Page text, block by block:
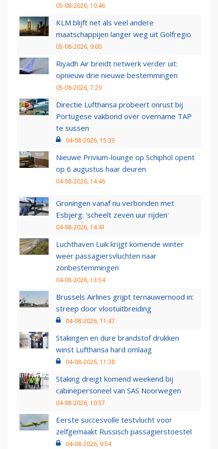
05-08-2026, 10:46
KLM blijft net als veel andere
maatschappijen langer weg uit Golfregio
05-08-2026, 9:00
Riyadh Air breidt netwerk verder uit:
opnieuw drie nieuwe bestemmingen
05-08-2026, 7:29
Directie Lufthansa probeert onrust bij
Portugese vakbond over overname TAP
te sussen
04-08-2026, 15:33
Nieuwe Privium-lounge op Schiphol opent
op 6 augustus haar deuren
04-08-2026, 14:46
Groningen vanaf nu verbonden met
Esbjerg: 'scheelt zeven uur rijden'
04-08-2026, 14:41
Luchthaven Luik krijgt komende winter
weer passagiersvluchten naar
zonbestemmingen
04-08-2026, 13:54
Brussels Airlines grijpt ternauwernood in:
streep door vlootuitbreiding
04-08-2026, 11:47
Stakingen en dure brandstof drukken
winst Lufthansa hard omlaag
04-08-2026, 11:38
Staking dreigt komend weekend bij
cabinepersoneel van SAS Noorwegen
04-08-2026, 10:57
Eerste succesvolle testvlucht voor
zelfgemaakt Russisch passagierstoestel
04-08-2026, 9:54